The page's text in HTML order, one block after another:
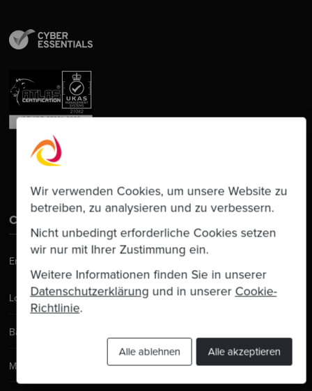
Wir verwenden Cookies, um unsere Website zu
betreiben, zu analysieren und zu verbessern.
Nicht unbedingt erforderliche Cookies setzen
wir nur mit Ihrer Zustimmung ein.
Weitere Informationen finden Sie in unserer
Datenschutzerklärung und in unserer Cookie-
Richtlinie.
Alle akzeptieren
Alle ablehnen
Contact Us
Email:
London
Barcelona
Manchester